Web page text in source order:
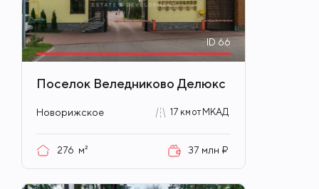
ID 66
Поселок Веледниково Делюкс
Новорижское 17 км от МКАД
276 м² 37 млн ₽